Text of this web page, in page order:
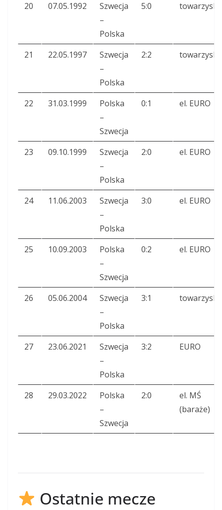
20 07.05.1992
Szwecja
–
Polska
5:0 towarzyski
21 22.05.1997
Szwecja
–
Polska
2:2 towarzyski
22 31.03.1999
Polska
–
Szwecja
0:1 el. EURO
23 09.10.1999
Szwecja
–
Polska
2:0 el. EURO
24 11.06.2003
Szwecja
–
Polska
3:0 el. EURO
25 10.09.2003
Polska
–
Szwecja
0:2 el. EURO
26 05.06.2004
Szwecja
–
Polska
3:1 towarzyski
27 23.06.2021
Szwecja
–
Polska
3:2 EURO
28 29.03.2022
Polska
–
Szwecja
2:0
el. MŚ
(baraże)
Ostatnie mecze